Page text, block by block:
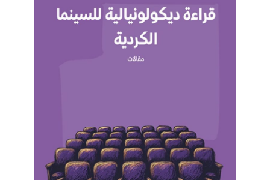
Partenariats
Master-Doctorat
Master en Sciences de l’éducation et de la